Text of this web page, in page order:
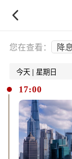
您在查看： 降
今天 | 星期日
17:00